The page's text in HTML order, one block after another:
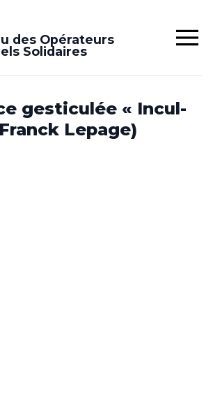
des Opérateurs
Solidaires
gesti­cu­lée « Incul­
Lepage)